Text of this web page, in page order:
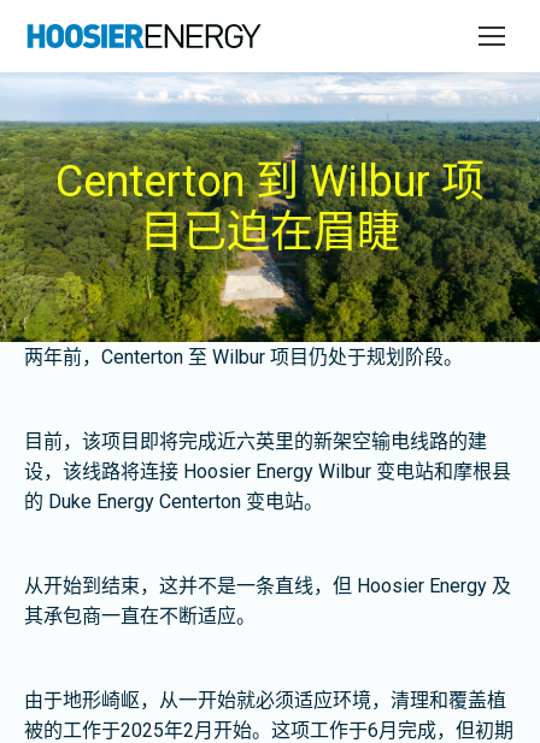
Centerton 到 Wilbur 项
目已迫在眉睫
两年前，Centerton 至 Wilbur 项目仍处于规划阶段。
目前，该项目即将完成近六英里的新架空输电线路的建
设，该线路将连接 Hoosier Energy Wilbur 变电站和摩根县
的 Duke Energy Centerton 变电站。
从开始到结束，这并不是一条直线，但 Hoosier Energy 及
其承包商一直在不断适应。
由于地形崎岖，从一开始就必须适应环境，清理和覆盖植
被的工作于2025年2月开始。这项工作于6月完成，但初期